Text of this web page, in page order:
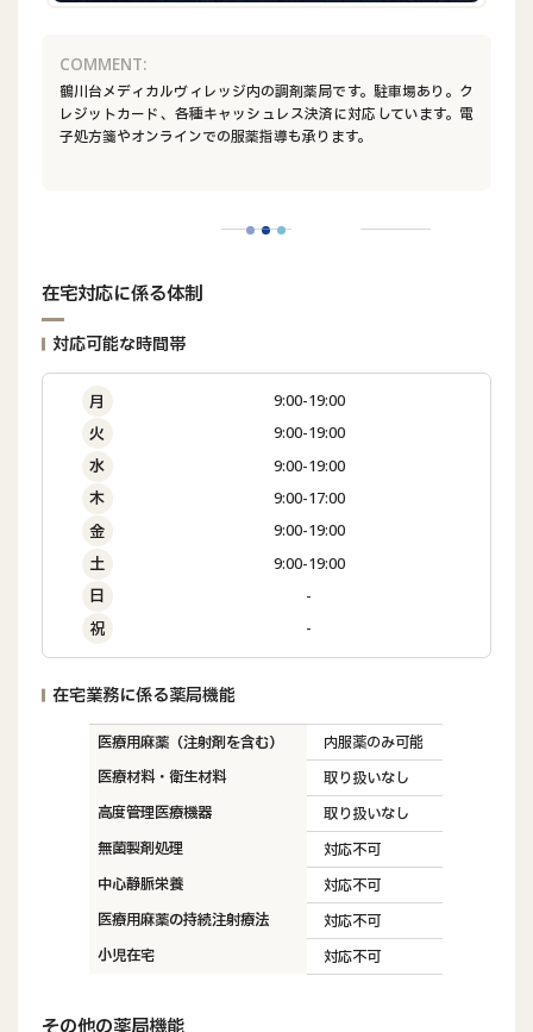
COMMENT:
鶴川台メディカルヴィレッジ内の調剤薬局です。駐車場あり。ク
レジットカード、各種キャッシュレス決済に対応しています。電
子処方箋やオンラインでの服薬指導も承ります。
在宅対応に係る体制
対応可能な時間帯
月
9:00-19:00
火
9:00-19:00
水
9:00-19:00
木
9:00-17:00
金
9:00-19:00
土
9:00-19:00
日
-
祝
-
在宅業務に係る薬局機能
医療用麻薬（注射剤を含む）
内服薬のみ可能
医療材料・衛生材料
取り扱いなし
高度管理医療機器
取り扱いなし
無菌製剤処理
対応不可
中心静脈栄養
対応不可
医療用麻薬の持続注射療法
対応不可
小児在宅
対応不可
その他の薬局機能